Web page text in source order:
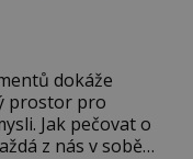
dokáže
prostor pro
Jak pečovat o
z nás v sobě